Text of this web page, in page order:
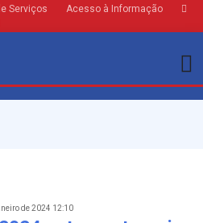
Serviços
Acesso à Informação
de 2024 12:10